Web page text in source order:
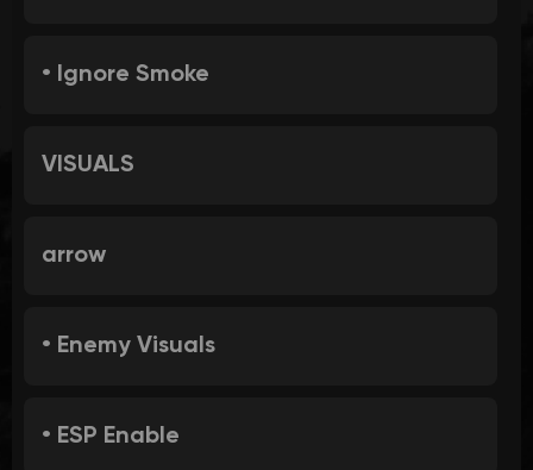
• Ignore Smoke
VISUALS
arrow
• Enemy Visuals
• ESP Enable